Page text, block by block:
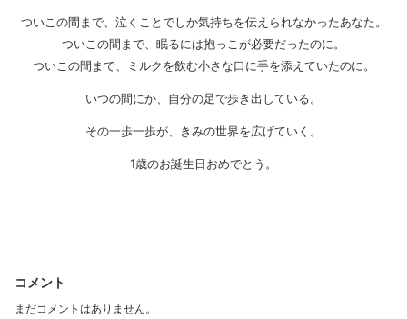
ついこの間まで、泣くことでしか気持ちを伝えられなかったあなた。
ついこの間まで、眠るには抱っこが必要だったのに。
ついこの間まで、ミルクを飲む小さな口に手を添えていたのに。
いつの間にか、自分の足で歩き出している。
その一歩一歩が、きみの世界を広げていく。
1歳のお誕生日おめでとう。
コメント
まだコメントはありません。